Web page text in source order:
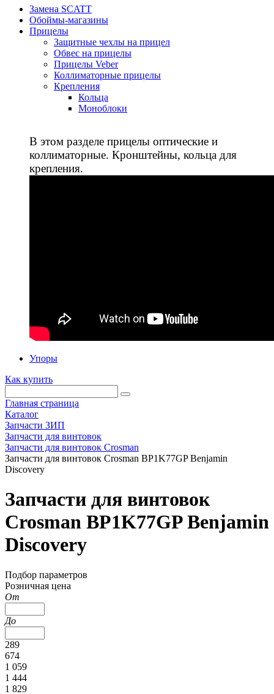
Замена SCATT
Обоймы-магазины
Прицелы
Защитные чехлы на прицел
Обвес на прицелы
Прицелы Veber
Коллиматорные прицелы
Крепления
Кольца
Моноблоки
В этом разделе прицелы оптические и
коллиматорные. Кронштейны, кольца для
крепления.
Упоры
Как купить
Главная страница
Каталог
Запчасти ЗИП
Запчасти для винтовок
Запчасти для винтовок Crosman
Запчасти для винтовок Crosman BP1K77GP Benjamin
Discovery
Запчасти для винтовок
Crosman BP1K77GP Benjamin
Discovery
Подбор параметров
Розничная цена
От
До
289
674
1 059
1 444
1 829